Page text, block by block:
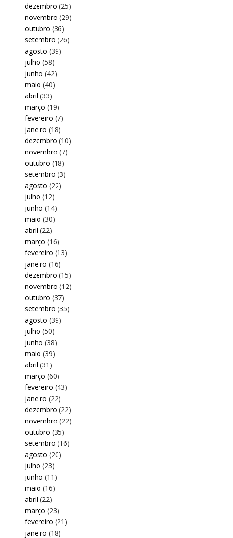
dezembro (25)
novembro (29)
outubro (36)
setembro (26)
agosto (39)
julho (58)
junho (42)
maio (40)
abril (33)
março (19)
fevereiro (7)
janeiro (18)
dezembro (10)
novembro (7)
outubro (18)
setembro (3)
agosto (22)
julho (12)
junho (14)
maio (30)
abril (22)
março (16)
fevereiro (13)
janeiro (16)
dezembro (15)
novembro (12)
outubro (37)
setembro (35)
agosto (39)
julho (50)
junho (38)
maio (39)
abril (31)
março (60)
fevereiro (43)
janeiro (22)
dezembro (22)
novembro (22)
outubro (35)
setembro (16)
agosto (20)
julho (23)
junho (11)
maio (16)
abril (22)
março (23)
fevereiro (21)
janeiro (18)